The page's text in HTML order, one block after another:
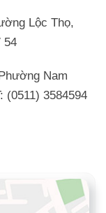
Lộc Thọ,
54
Nam
(0511) 3584594